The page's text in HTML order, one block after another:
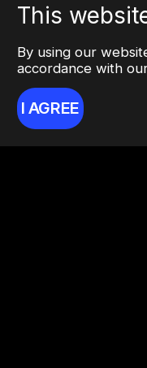
This
By using our
accordance with
I AGREE